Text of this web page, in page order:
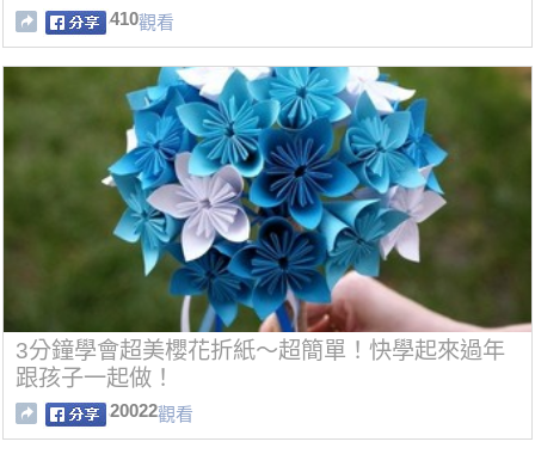
410觀看
3分鐘學會超美櫻花折紙～超簡單！快學起來過年
跟孩子一起做！
20022觀看